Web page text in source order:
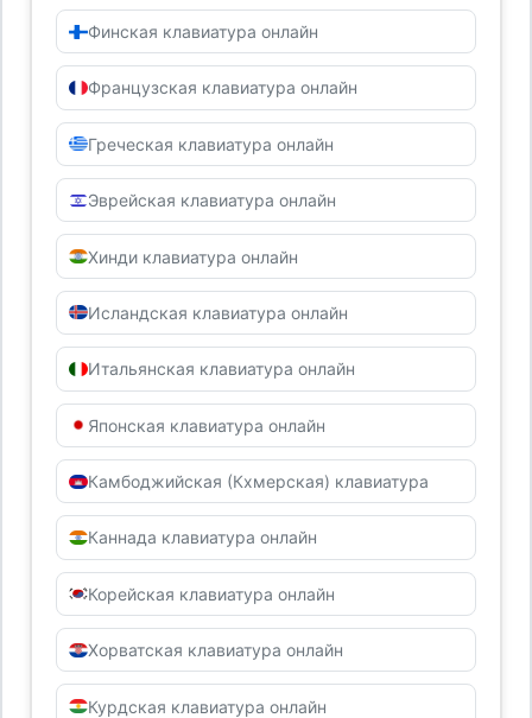
Финская клавиатура онлайн
Французская клавиатура онлайн
Греческая клавиатура онлайн
Эврейская клавиатура онлайн
Хинди клавиатура онлайн
Исландская клавиатура онлайн
Итальянская клавиатура онлайн
Японская клавиатура онлайн
Камбоджийская (Кхмерская) клавиатура
Каннада клавиатура онлайн
Корейская клавиатура онлайн
Хорватская клавиатура онлайн
Курдская клавиатура онлайн